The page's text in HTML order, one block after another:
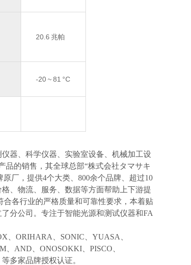
20.6 兆帕
-20 ~ 81 °C
器、科学仪器、实验室设备、机械加工设
品的销售，其全球总部“株式会社タマサキ
厂，提供4个大类、800余个品牌、超过10
、物流、服务、数据等方面帮助上下游提
各行业的严格质量和可靠性要求，本着贴
分公司。专注于智能光源和测试仪器和FA
、ORIHARA、SONIC、YUASA、
AND、ONOSOKKI、PISCO、
多家品牌授权认证。